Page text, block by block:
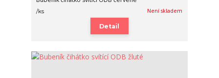
/ks Není skladem
Detail